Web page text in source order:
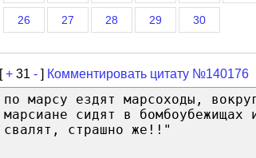
26 27 28 29 30
[+ 31 - ] Комментировать цитату №140176
по марсу ездят марсоходы,
марсиане сидят в
свалят, страшно же!!"